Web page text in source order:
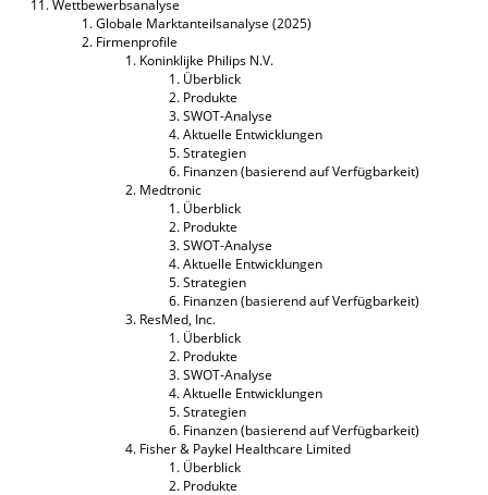
Wettbewerbsanalyse
Globale Marktanteilsanalyse (2025)
Firmenprofile
Koninklijke Philips N.V.
Überblick
Produkte
SWOT-Analyse
Aktuelle Entwicklungen
Strategien
Finanzen (basierend auf Verfügbarkeit)
Medtronic
Überblick
Produkte
SWOT-Analyse
Aktuelle Entwicklungen
Strategien
Finanzen (basierend auf Verfügbarkeit)
ResMed, Inc.
Überblick
Produkte
SWOT-Analyse
Aktuelle Entwicklungen
Strategien
Finanzen (basierend auf Verfügbarkeit)
Fisher & Paykel Healthcare Limited
Überblick
Produkte